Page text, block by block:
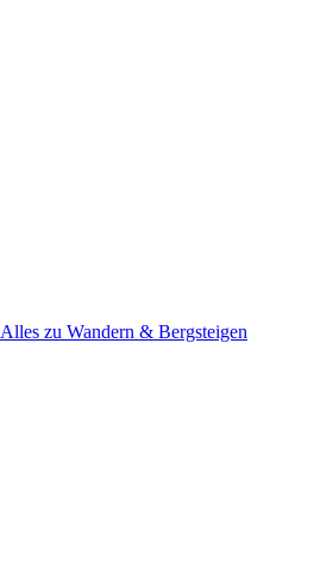
Alles zu Wandern & Bergsteigen